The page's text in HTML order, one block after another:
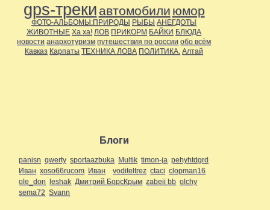
gps-треки автомобили юмор
ФОТО-АЛЬБОМЫ:ПРИРОДЫ РЫБЫ АНЕГДОТЫ
ЖИВОТНЫЕ Ха ха! ЛОВ ПРИКОРМ БАЙКИ БЛЮДА
новости анархотуризм путешествия по россии обо всём
Кавказ Карпаты ТЕХНИКА ЛОВА ПОЛИТИКА. Алтай
Блоги
panisn qwerty sportaazbuka Multik timon-ja pehyhtdgrd
Иван xoso66rucom Иван voditeltrez ctaci clopman16
ole_don leshak Дмитрий БорсКрым zabeii bb olchy
sema72 Svann